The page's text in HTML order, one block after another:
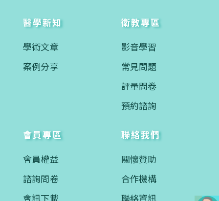
醫學新知
學術文章
案例分享
衛教專區
影音學習
常見問題
評量問卷
預約諮詢
會員專區
會員權益
諮詢問卷
會訊下載
聯絡我們
關懷贊助
合作機構
聯絡資訊